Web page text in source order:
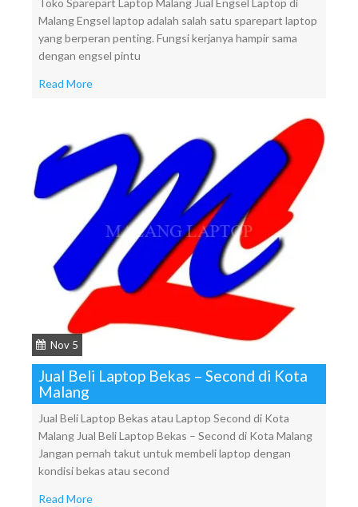
Toko Sparepart Laptop Malang Jual Engsel Laptop di
Malang Engsel laptop adalah salah satu sparepart laptop
yang berperan penting. Fungsi kerjanya hampir sama
dengan engsel pintu
Read More
Nov 5
Jual Beli Laptop Bekas – Second di Kota
Malang
Jual Beli Laptop Bekas atau Laptop Second di Kota
Malang Jual Beli Laptop Bekas – Second di Kota Malang
Jangan pernah takut untuk membeli laptop dengan
kondisi bekas atau second
Read More